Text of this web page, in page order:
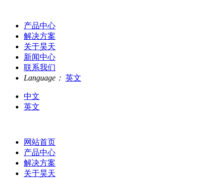
产品中心
解决方案
关于昊天
新闻中心
联系我们
Language： 英文
中文
英文
网站首页
产品中心
解决方案
关于昊天